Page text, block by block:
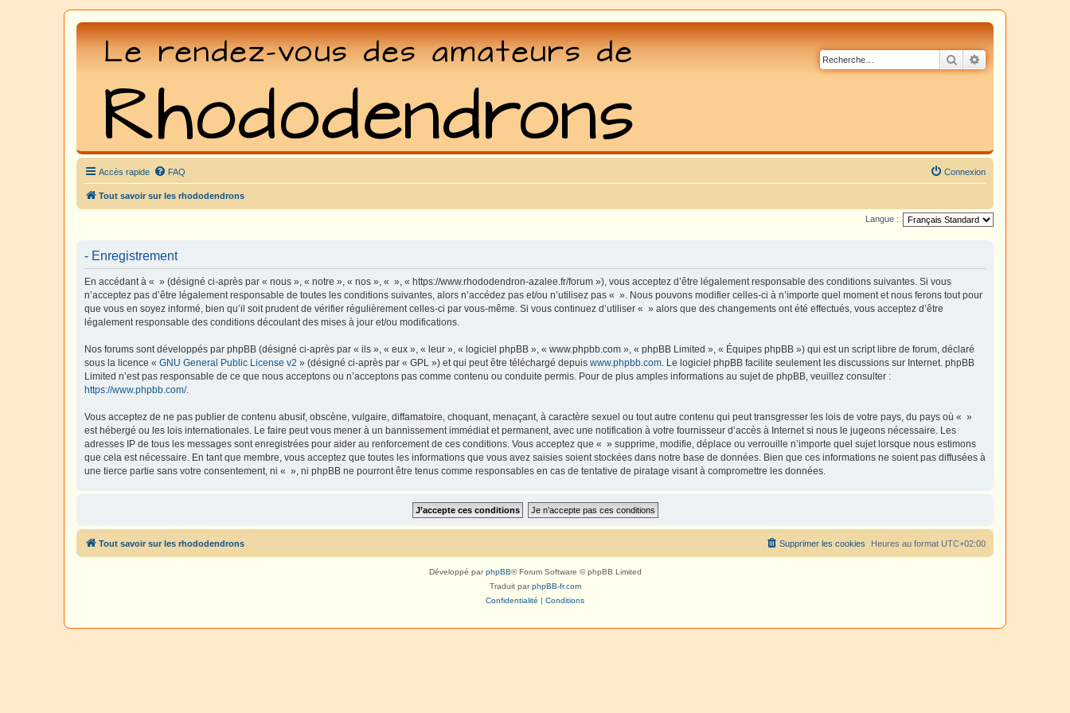
Rechercher
Accès rapide FAQ Connexion
Tout savoir sur les rhododendrons
Langue :
- Enregistrement
En accédant à « » (désigné ci-après par « nous », « notre », « nos », « », « https://www.rhododendron-azalee.fr/forum »), vous acceptez d’être légalement responsable des conditions suivantes. Si vous
n’acceptez pas d’être légalement responsable de toutes les conditions suivantes, alors n’accédez pas et/ou n’utilisez pas « ». Nous pouvons modifier celles-ci à n’importe quel moment et nous ferons tout pour
que vous en soyez informé, bien qu’il soit prudent de vérifier régulièrement celles-ci par vous-même. Si vous continuez d’utiliser « » alors que des changements ont été effectués, vous acceptez d’être
légalement responsable des conditions découlant des mises à jour et/ou modifications.
Nos forums sont développés par phpBB (désigné ci-après par « ils », « eux », « leur », « logiciel phpBB », « www.phpbb.com », « phpBB Limited », « Équipes phpBB ») qui est un script libre de forum, déclaré
sous la licence « GNU General Public License v2 » (désigné ci-après par « GPL ») et qui peut être téléchargé depuis www.phpbb.com . Le logiciel phpBB facilite seulement les discussions sur Internet. phpBB
Limited n’est pas responsable de ce que nous acceptons ou n’acceptons pas comme contenu ou conduite permis. Pour de plus amples informations au sujet de phpBB, veuillez consulter :
https://www.phpbb.com/.
Vous acceptez de ne pas publier de contenu abusif, obscène, vulgaire, diffamatoire, choquant, menaçant, à caractère sexuel ou tout autre contenu qui peut transgresser les lois de votre pays, du pays où « »
est hébergé ou les lois internationales. Le faire peut vous mener à un bannissement immédiat et permanent, avec une notification à votre fournisseur d’accès à Internet si nous le jugeons nécessaire. Les
adresses IP de tous les messages sont enregistrées pour aider au renforcement de ces conditions. Vous acceptez que « » supprime, modifie, déplace ou verrouille n’importe quel sujet lorsque nous estimons
que cela est nécessaire. En tant que membre, vous acceptez que toutes les informations que vous avez saisies soient stockées dans notre base de données. Bien que ces informations ne soient pas diffusées à
une tierce partie sans votre consentement, ni « », ni phpBB ne pourront être tenus comme responsables en cas de tentative de piratage visant à compromettre les données.
Tout savoir sur les rhododendrons Heures au format UTC+02:00
Supprimer les cookies
Développé parphpBB® Forum Software © phpBB Limited
Traduit parphpBB-fr.com
Confidentialité | Conditions